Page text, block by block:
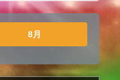
8月